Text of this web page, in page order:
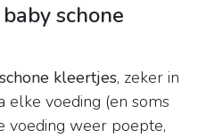
schone
schone kleertjes, zeker in
elke voeding (en soms
voeding weer poepte,